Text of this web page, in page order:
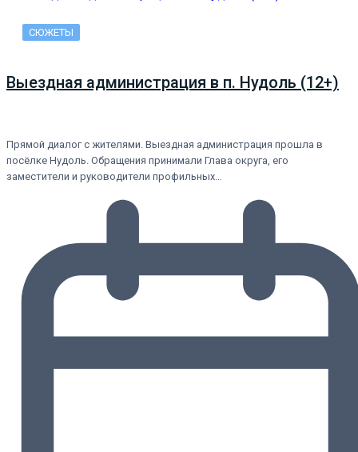
СЮЖЕТЫ
Выездная администрация в п. Нудоль (12+)
Прямой диалог с жителями. Выездная администрация прошла в
посёлке Нудоль. Обращения принимали Глава округа, его
заместители и руководители профильных…